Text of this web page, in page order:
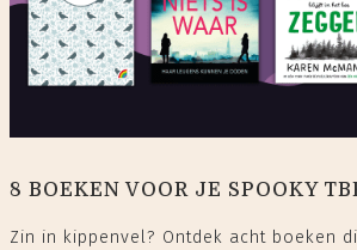
8 BOEKEN VOOR JE SPOOKY
Zin in kippenvel? Ontdek acht boeken